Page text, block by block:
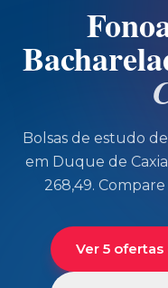
Bolsas de estudo
em Duque de
268,49.
Ver 5